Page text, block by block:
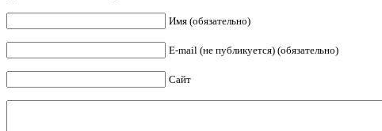
Имя (обязательно)
E-mail (не публикуется) (обязательно)
Сайт